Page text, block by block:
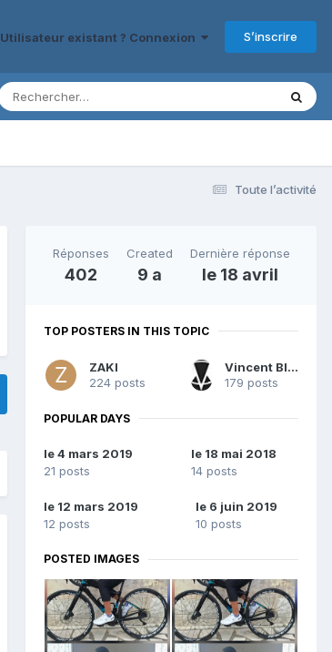
Utilisateur existant ? Connexion S’inscrire
Toute l’activité
Réponses
402
Created
9 a
Dernière réponse
le 18 avril
TOP POSTERS IN THIS TOPIC
ZAKI
224 posts
Vincent Blondeau
179 posts
POPULAR DAYS
le 4 mars 2019
21 posts
le 18 mai 2018
14 posts
le 12 mars 2019
12 posts
le 6 juin 2019
10 posts
POSTED IMAGES